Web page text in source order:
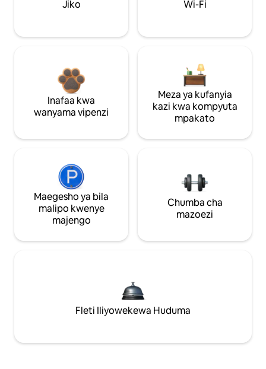
Jiko Wi-Fi
Inafaa kwa
wanyama vipenzi
Meza ya kufanyia
kazi kwa kompyuta
mpakato
Maegesho ya bila
malipo kwenye
majengo
Chumba cha
mazoezi
Fleti Iliyowekewa Huduma